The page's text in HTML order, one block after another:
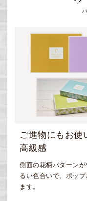
ご進物にもお使
高級感
側面の花柄パターン
るい色合いで、ポッ
ます。